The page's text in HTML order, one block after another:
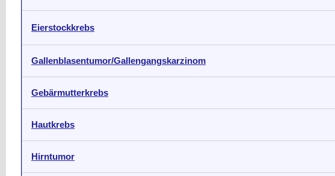
Eierstockkrebs
Gallenblasentumor/Gallengangskarzinom
Gebärmutterkrebs
Hautkrebs
Hirntumor